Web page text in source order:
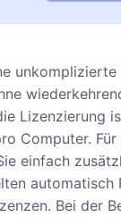
unkomplizierte
Lizenzierung
Computer. Für
einfach
automatisch
Bei der